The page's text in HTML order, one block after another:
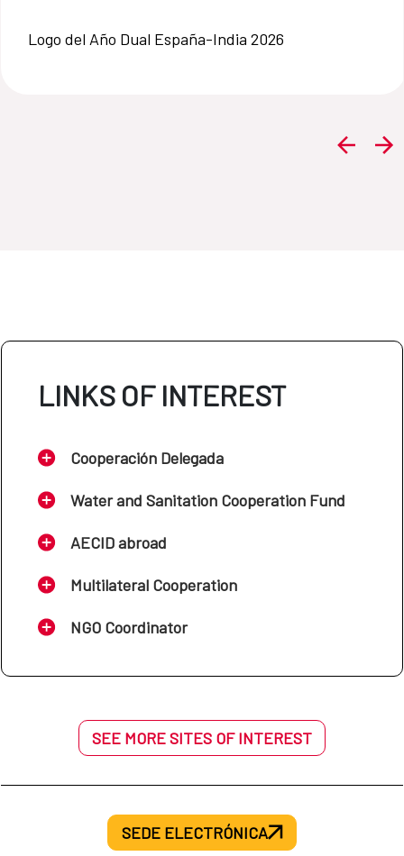
Logo del Año Dual España-India 2026
LINKS OF INTEREST
Cooperación Delegada
Water and Sanitation Cooperation Fund
AECID abroad
Multilateral Cooperation
NGO Coordinator
SEE MORE SITES OF INTEREST
SEDE ELECTRÓNICA